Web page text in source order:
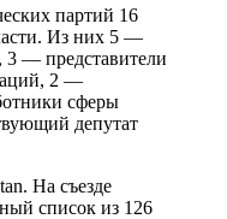
партий 16
Из них 5 —
— представители
2 —
сферы
депутат
На съезде
список из 126